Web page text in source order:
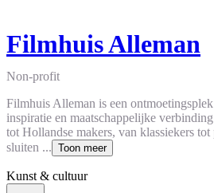
Filmhuis Alleman
Non-profit
Filmhuis Alleman is een
inspiratie en maatschappelijke
tot Hollandse makers, van klassiekers
sluiten ... Toon meer
Kunst & cultuur